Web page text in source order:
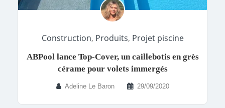
Construction, Produits, Projet piscine
ABPool lance Top-Cover, un caillebotis en grès
cérame pour volets immergés
Adeline Le Baron 29/09/2020